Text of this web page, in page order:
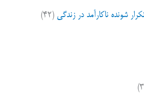
شونده ناکارآمد در زندگی (۴۲)